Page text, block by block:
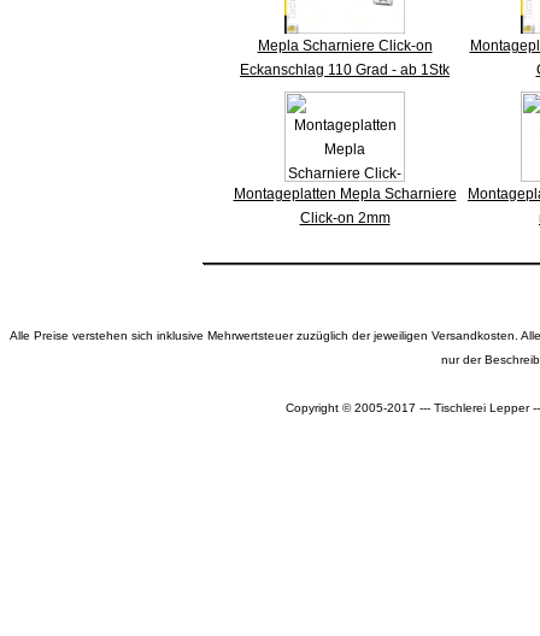
Mepla Scharniere Click-on
Eckanschlag 110 Grad - ab 1Stk
Montageplatten Mepla Scharniere
Click-on 2mm
Alle Preise verstehen sich inklusive Mehrwertsteuer zuzüglich der jeweiligen Versandkosten.
nur der
Copyright © 2005-2017 --- Tischlerei Lepper